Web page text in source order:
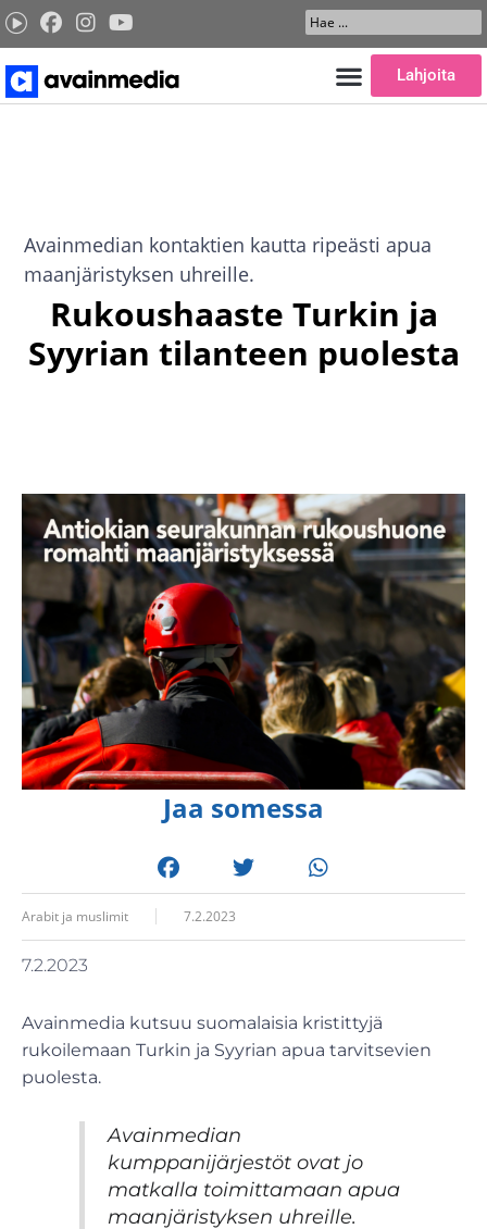
Siirry
sisältöön
Search
...
Lahjoita
Avainmedian kontaktien kautta ripeästi apua
maanjäristyksen uhreille.
Rukoushaaste Turkin ja
Syyrian tilanteen puolesta
Jaa somessa
Arabit ja muslimit 7.2.2023
7.2.2023
Avainmedia kutsuu suomalaisia kristittyjä
rukoilemaan Turkin ja Syyrian apua tarvitsevien
puolesta.
Avainmedian
kumppanijärjestöt ovat jo
matkalla toimittamaan apua
maanjäristyksen uhreille.